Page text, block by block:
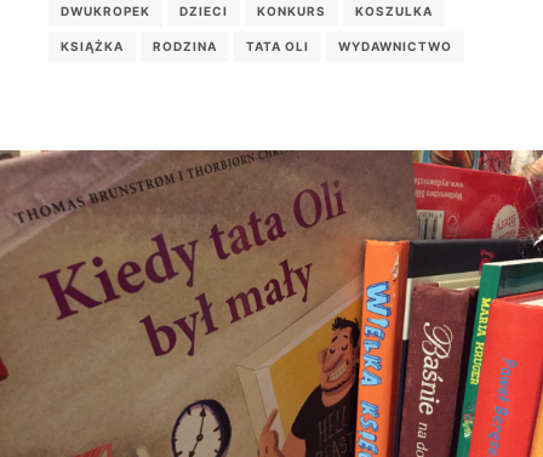
DWUKROPEK DZIECI KONKURS KOSZULKA
KSIĄŻKA RODZINA TATA OLI WYDAWNICTWO